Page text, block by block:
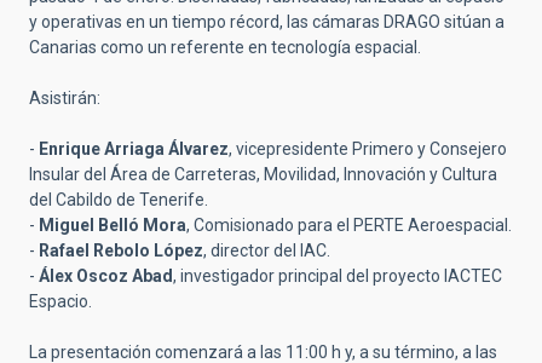
y operativas en un tiempo récord, las cámaras DRAGO sitúan a
Canarias como un referente en tecnología espacial.
Asistirán:
- Enrique Arriaga Álvarez, vicepresidente Primero y Consejero
Insular del Área de Carreteras, Movilidad, Innovación y Cultura
del Cabildo de Tenerife.
- Miguel Belló Mora, Comisionado para el PERTE Aeroespacial.
- Rafael Rebolo López, director del IAC.
- Álex Oscoz Abad, investigador principal del proyecto IACTEC
Espacio.
La presentación comenzará a las 11:00 h y, a su término, a las